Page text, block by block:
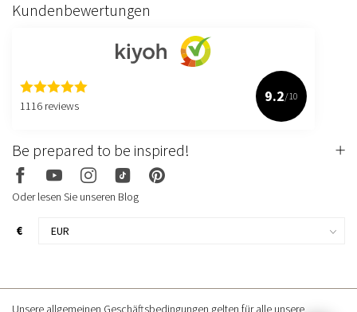
Kundenbewertungen
1116 reviews
9.2/10
Be prepared to be inspired!
Oder lesen Sie unseren Blog
€
Unsere allgemeinen Geschäftsbedingungen gelten für alle unsere